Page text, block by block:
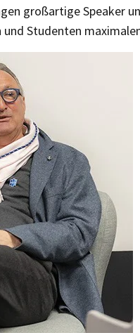
großartige Speaker
Studenten